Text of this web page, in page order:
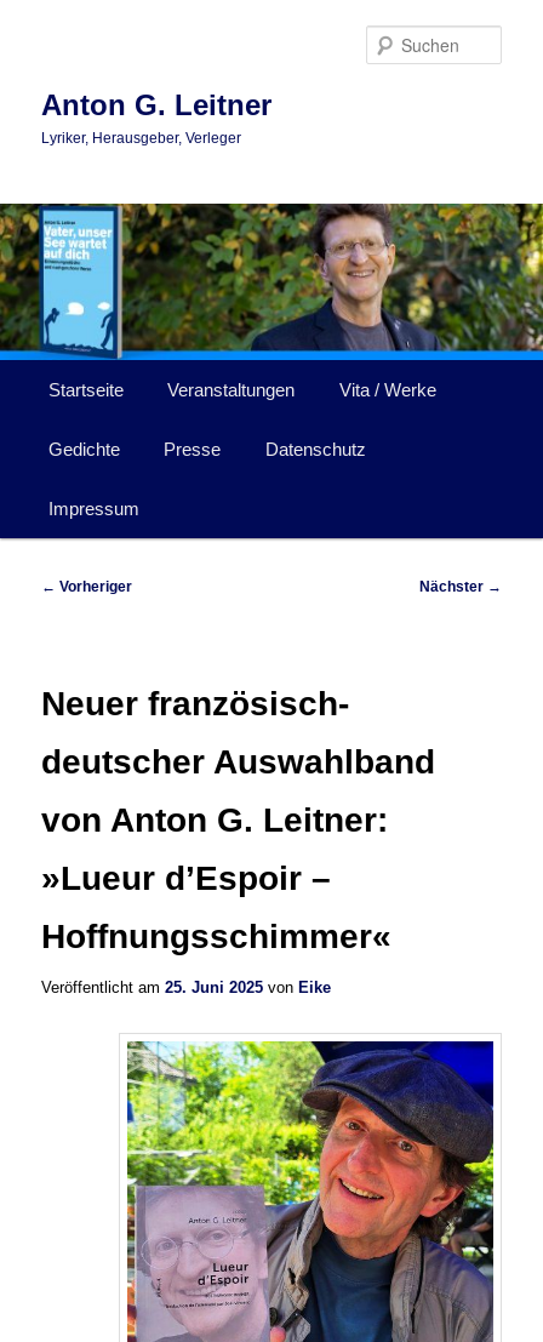
Anton G. Leitner
Lyriker, Herausgeber, Verleger
Startseite Veranstaltungen Vita / Werke
Gedichte Presse Datenschutz
Impressum
Beitragsnavigation
← Vorheriger Nächster →
Neuer französisch-
deutscher Auswahlband
von Anton G. Leitner:
»Lueur d’Espoir –
Hoffnungsschimmer«
Veröffentlicht am25. Juni 2025 von Eike